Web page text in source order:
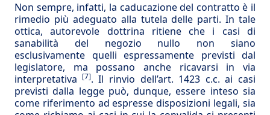
Non sempre, infatti, la caducazione del contratto è il
rimedio più adeguato alla tutela delle parti. In tale
ottica, autorevole dottrina ritiene che i casi di
sanabilità del negozio nullo non siano
esclusivamente quelli espressamente previsti dal
legislatore, ma possano anche ricavarsi in via
interpretativa [7]. Il rinvio dell’art. 1423 c.c. ai casi
previsti dalla legge può, dunque, essere inteso sia
come riferimento ad espresse disposizioni legali, sia